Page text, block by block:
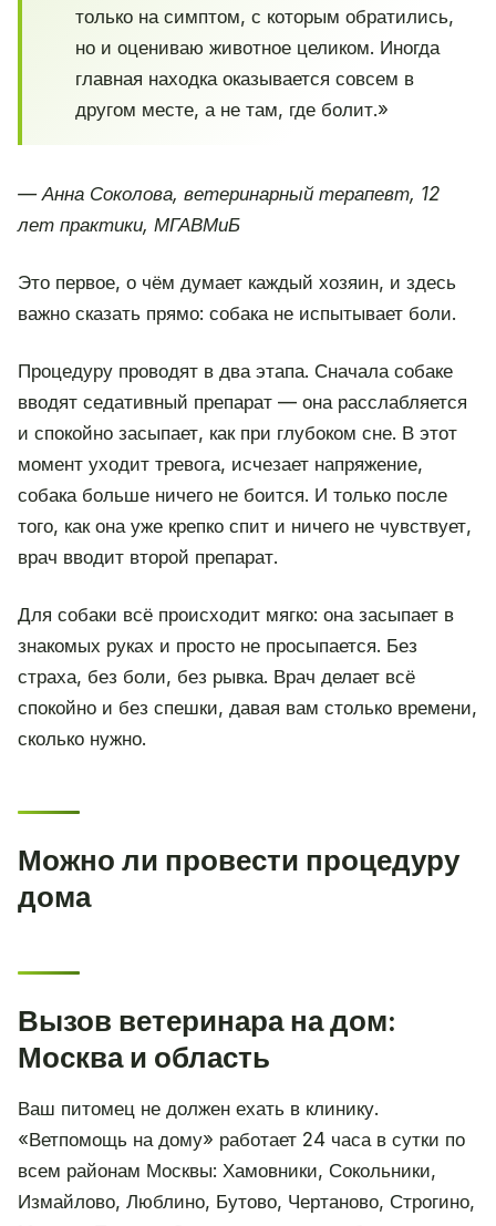
только на симптом, с которым обратились,
но и оцениваю животное целиком. Иногда
главная находка оказывается совсем в
другом месте, а не там, где болит.»
— Анна Соколова, ветеринарный терапевт, 12
лет практики, МГАВМиБ
Это первое, о чём думает каждый хозяин, и здесь
важно сказать прямо: собака не испытывает боли.
Процедуру проводят в два этапа. Сначала собаке
вводят седативный препарат — она расслабляется
и спокойно засыпает, как при глубоком сне. В этот
момент уходит тревога, исчезает напряжение,
собака больше ничего не боится. И только после
того, как она уже крепко спит и ничего не чувствует,
врач вводит второй препарат.
Для собаки всё происходит мягко: она засыпает в
знакомых руках и просто не просыпается. Без
страха, без боли, без рывка. Врач делает всё
спокойно и без спешки, давая вам столько времени,
сколько нужно.
Можно ли провести процедуру
дома
Вызов ветеринара на дом:
Москва и область
Ваш питомец не должен ехать в клинику.
«Ветпомощь на дому» работает 24 часа в сутки по
всем районам Москвы: Хамовники, Сокольники,
Измайлово, Люблино, Бутово, Чертаново, Строгино,